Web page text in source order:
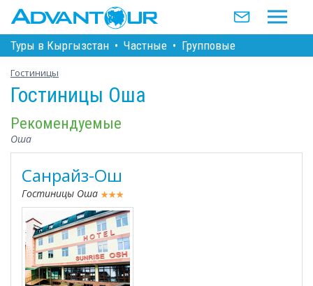
Туры в Кыргызстан • Частные • Групповые
Гостиницы
Гостиницы Оша
Рекомендуемые
Оша
Санрайз-Ош
Гостиницы Оша